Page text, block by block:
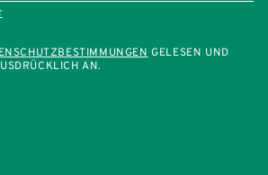
GELESEN UND
AN.